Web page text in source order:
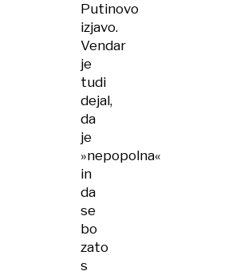
Putinovo
izjavo.
Vendar
je
tudi
dejal,
da
je
»nepopolna«
in
da
se
bo
zato
s